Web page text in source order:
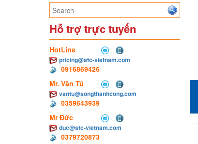
Hỗ trợ trực tuyến
HotLine
pricing@stc-vietnam.com
0916869426
Mr. Văn Tú
vantu@songthanhcong.com
0359643939
Mr Đức
duc@stc-vietnam.com
0379720873